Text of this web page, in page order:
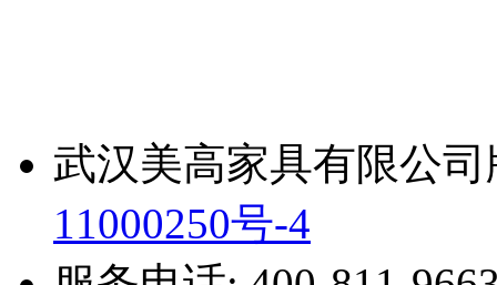
武汉美高家具有限公司
11000250号-4